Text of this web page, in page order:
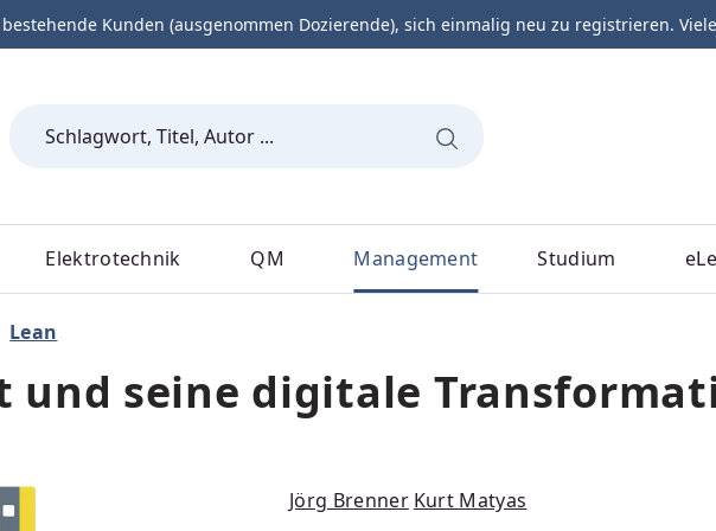
Kunden (ausgenommen Dozierende), sich einmalig neu zu registrieren.
Elektrotechnik QM Management Studium
Lean
und seine digitale
Jörg Brenner Kurt Matyas